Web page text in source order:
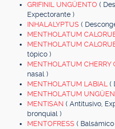
GRIFINIL UNGÜENTO (
Expectorante )
INHALALYPTUS (
MENTHOLATUM
MENTHOLATUM
tópico )
MENTHOLATUM CHERRY
nasal )
MENTHOLATUM LABIAL (
MENTHOLATUM
MENTISAN ( Antitusivo,
bronquial )
MENTOFRESS (